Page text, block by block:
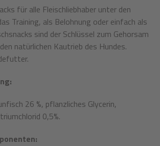
für alle Fleischliebhaber unter den
Training, als Belohnung oder einfach als
sind der Schlüssel zum Gehorsam
natürlichen Kautrieb des Hundes.
26 %, pflanzliches Glycerin,
0,5%.